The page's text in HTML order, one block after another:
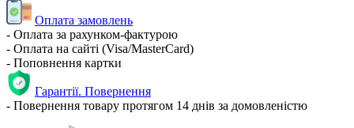
Оплата замовлень
- Оплата за рахунком-фактурою
- Оплата на сайті (Visa/MasterCard)
- Поповнення картки
Гарантії. Повернення
- Повернення товару протягом 14 днів за домовленістю